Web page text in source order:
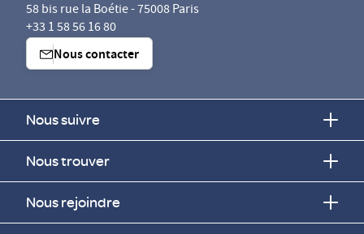
58 bis rue la Boétie - 75008 Paris
+33 1 58 56 16 80
Nous contacter
Nous suivre
Nous trouver
Nous rejoindre